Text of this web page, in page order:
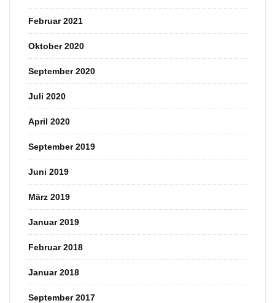
Februar 2021
Oktober 2020
September 2020
Juli 2020
April 2020
September 2019
Juni 2019
März 2019
Januar 2019
Februar 2018
Januar 2018
September 2017